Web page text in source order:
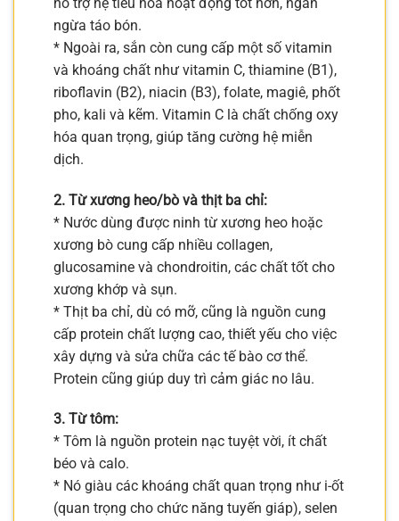
ngừa táo bón.
* Ngoài ra, sắn còn cung cấp một số vitamin
và khoáng chất như vitamin C, thiamine (B1),
riboflavin (B2), niacin (B3), folate, magiê, phốt
pho, kali và kẽm. Vitamin C là chất chống oxy
hóa quan trọng, giúp tăng cường hệ miễn
dịch.
2. Từ xương heo/bò và thịt ba chỉ:
* Nước dùng được ninh từ xương heo hoặc
xương bò cung cấp nhiều collagen,
glucosamine và chondroitin, các chất tốt cho
xương khớp và sụn.
* Thịt ba chỉ, dù có mỡ, cũng là nguồn cung
cấp protein chất lượng cao, thiết yếu cho việc
xây dựng và sửa chữa các tế bào cơ thể.
Protein cũng giúp duy trì cảm giác no lâu.
3. Từ tôm:
* Tôm là nguồn protein nạc tuyệt vời, ít chất
béo và calo.
* Nó giàu các khoáng chất quan trọng như i-ốt
(quan trọng cho chức năng tuyến giáp), selen